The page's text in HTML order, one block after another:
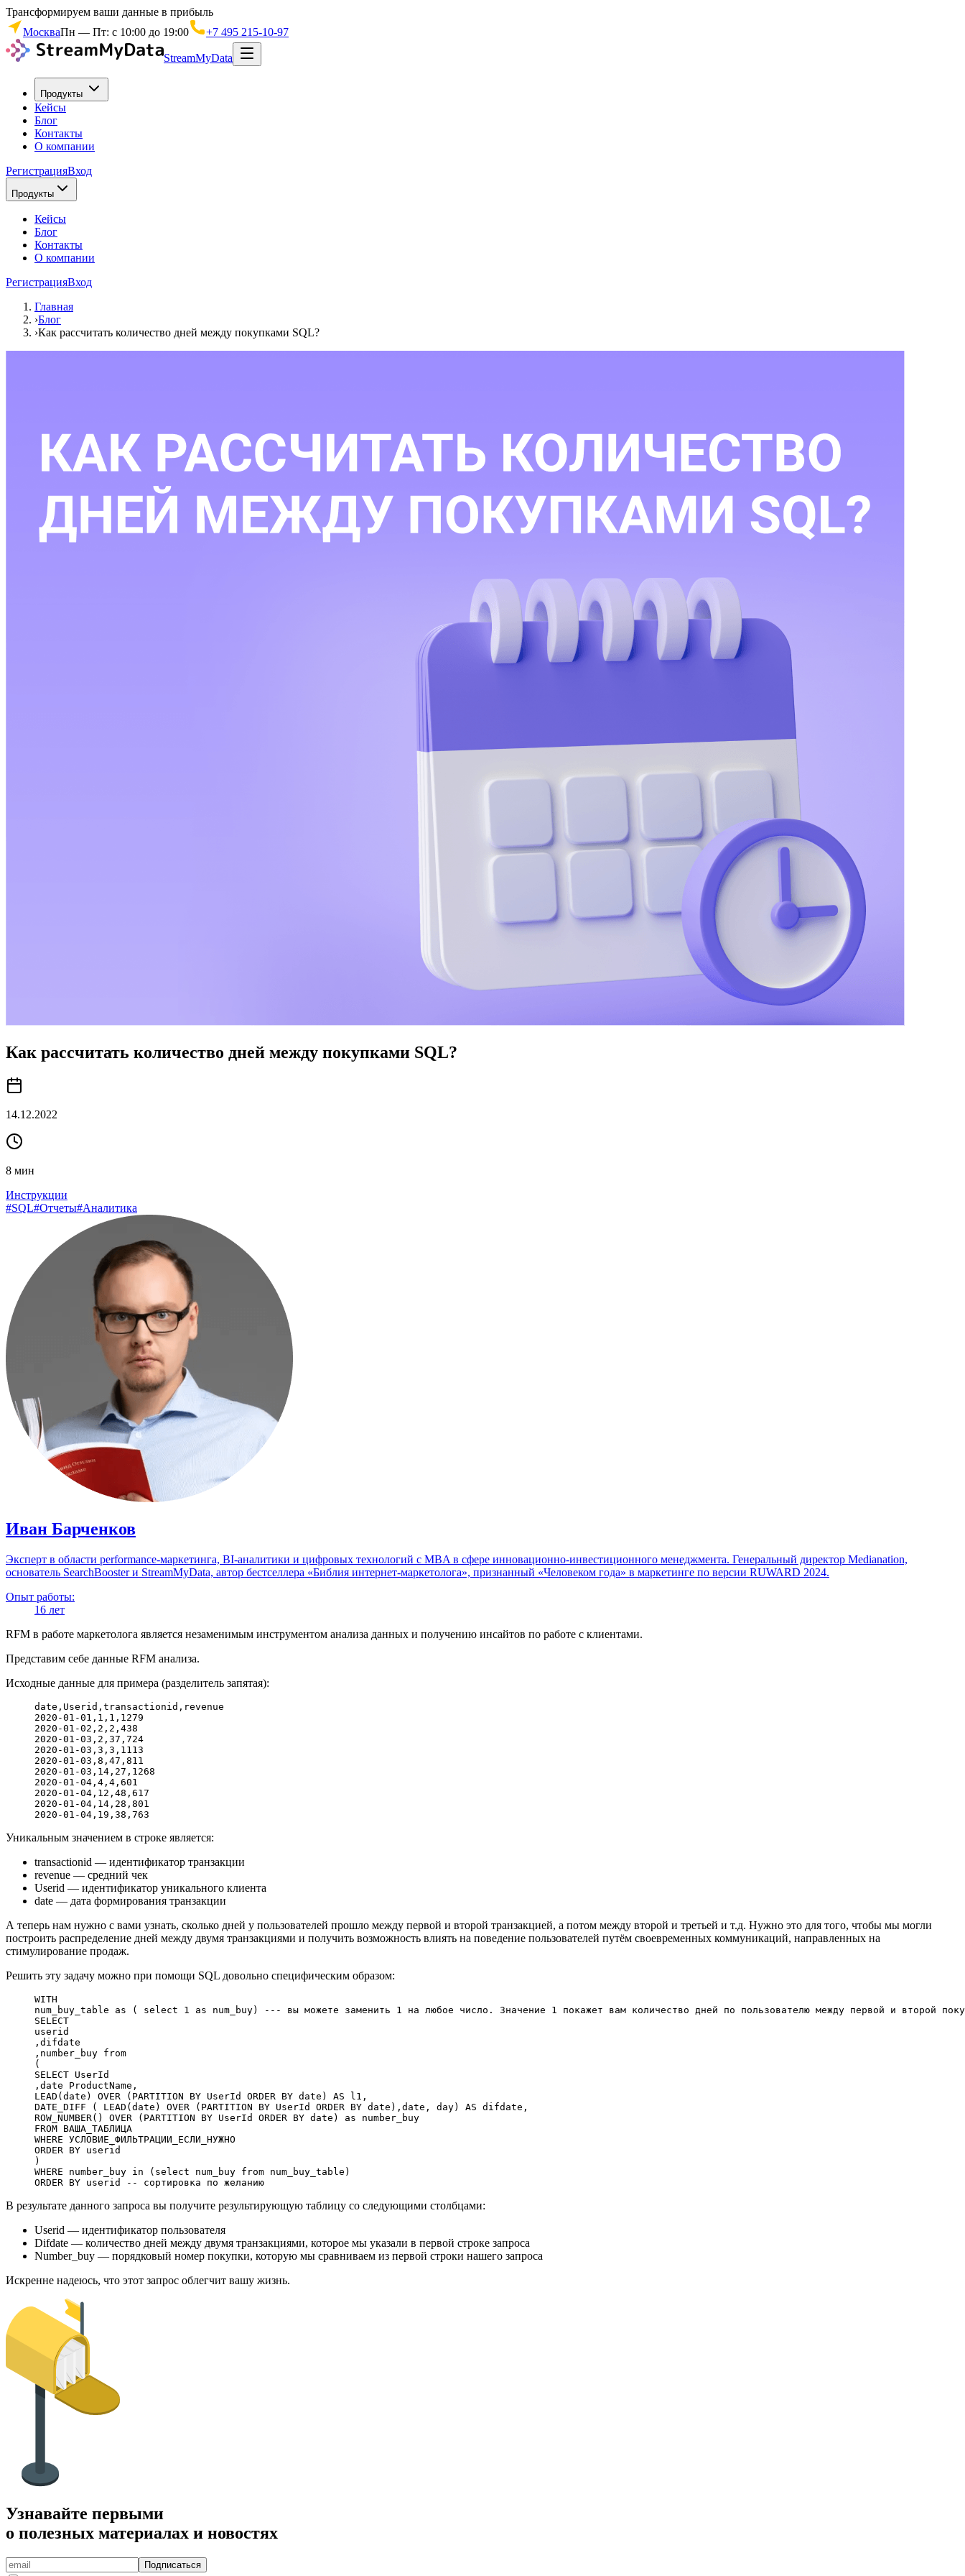
Трансформируем ваши данные в прибыль
МоскваПн — Пт: с 10:00 до 19:00 +7 495 215-10-97
StreamMyData
Продукты
Кейсы
Блог
Контакты
О компании
РегистрацияВход
Продукты
Кейсы
Блог
Контакты
О компании
РегистрацияВход
Главная
›Блог
›Как рассчитать количество дней между покупками SQL?
Как рассчитать количество дней между покупками SQL?
14.12.2022
8 мин
Инструкции
#SQL#Отчеты#Аналитика
Иван Барченков
Эксперт в области performance-маркетинга, BI-аналитики и цифровых технологий с MBA в сфере инновационно-инвестиционного менеджмента. Генеральный директор Medianation,
основатель SearchBooster и StreamMyData, автор бестселлера «Библия интернет-маркетолога», признанный «Человеком года» в маркетинге по версии RUWARD 2024.
Опыт работы:
16 лет
RFM в работе маркетолога является незаменимым инструментом анализа данных и получению инсайтов по работе с клиентами.
Представим себе данные RFM анализа.
Исходные данные для примера (разделитель запятая):
date,Userid,transactionid,revenue
2020-01-01,1,1,1279
2020-01-02,2,2,438
2020-01-03,2,37,724
2020-01-03,3,3,1113
2020-01-03,8,47,811
2020-01-03,14,27,1268
2020-01-04,4,4,601
2020-01-04,12,48,617
2020-01-04,14,28,801
2020-01-04,19,38,763
Уникальным значением в строке является:
transactionid — идентификатор транзакции
revenue — средний чек
Userid — идентификатор уникального клиента
date — дата формирования транзакции
А теперь нам нужно с вами узнать, сколько дней у пользователей прошло между первой и второй транзакцией, а потом между второй и третьей и т.д. Нужно это для того, чтобы мы могли
построить распределение дней между двумя транзакциями и получить возможность влиять на поведение пользователей путём своевременных коммуникаций, направленных на
стимулирование продаж.
Решить эту задачу можно при помощи SQL довольно специфическим образом:
WITH
num_buy_table as ( select 1 as num_buy)
--- вы можете заменить 1 на любое число. Значение 1 покажет вам количество дней по пользователю между первой и второй
SELECT
userid
,difdate
,number_buy from
(
SELECT UserId
, date ProductName,
LEAD (date ) OVER ( PARTITION BY UserId ORDER BY date ) AS l1,
DATE_DIFF ( LEAD (date ) OVER ( PARTITION BY UserId ORDER BY date ), date , day) AS difdate,
ROW_NUMBER() OVER ( PARTITION BY UserId ORDER BY date ) as number_buy
FROM ВАША_ТАБЛИЦА
WHERE УСЛОВИЕ_ФИЛЬТРАЦИИ_ЕСЛИ_НУЖНО
ORDER BY userid
)
WHERE number_buy in ( select num_buy from num_buy_table)
ORDER BY userid -- сортировка по желанию
В результате данного запроса вы получите результирующую таблицу со следующими столбцами:
Userid — идентификатор пользователя
Difdate — количество дней между двумя транзакциями, которое мы указали в первой строке запроса
Number_buy — порядковый номер покупки, которую мы сравниваем из первой строки нашего запроса
Искренне надеюсь, что этот запрос облегчит вашу жизнь.
Узнавайте первыми
о полезных материалах и новостях
Подписаться